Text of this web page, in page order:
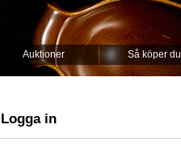
Auktioner Så köper du
Logga in